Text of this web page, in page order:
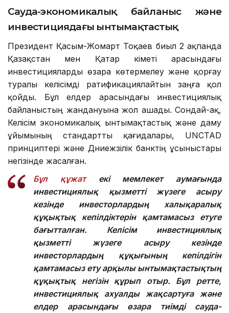
Сауда-экономикалық байланыс және
инвестициядағы ынтымақтастық
Президент Қасым-Жомарт Тоқаев биыл 2 ақпанда
Қазақстан мен Қатар үкіметі арасындағы
инвестицияларды өзара көтермелеу және қорғау
туралы келісімді ратификациялайтын заңға қол
қойды. Бұл елдер арасындағы инвестициялық
байланыстың жандануына жол ашады. Сондай-ақ,
Келісім экономикалық ынтымақтастық және даму
ұйымының стандартты қағидалары, UNCTAD
принциптері және Дүниежүзілік банктің ұсыныстары
негізінде жасалған.
Бұл құжатекі мемлекет аумағында
инвестициялық қызметті жүзеге асыру
кезінде инвесторлардың халықаралық
құқықтық кепілдіктерін қамтамасыз етуге
бағытталған. Келісім инвестициялық
қызметті жүзеге асыру кезінде
инвесторлардың құқығының кепілдігін
қамтамасыз ету арқылы ынтымақтастықтың
құқықтық негізін құрып отыр. Бұл ретте,
инвестициялық ахуалды жақсартуға және
елдер арасындағы өзара тиімді сауда-